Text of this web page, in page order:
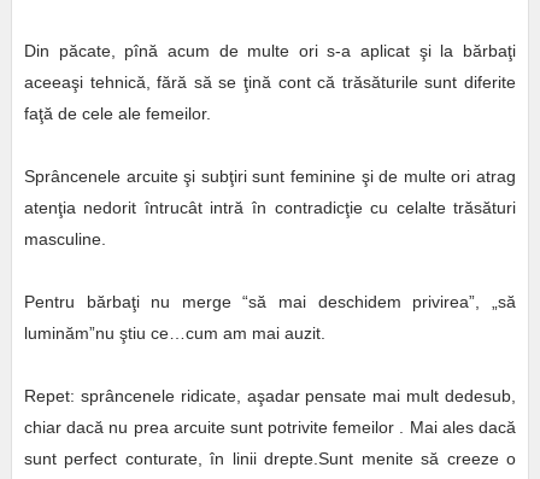
Din păcate, pînă acum de multe ori s-a aplicat şi la bărbaţi
aceeaşi tehnică, fără să se ţină cont că trăsăturile sunt diferite
faţă de cele ale femeilor.
Sprâncenele arcuite şi subţiri sunt feminine şi de multe ori atrag
atenţia nedorit întrucât intră în contradicţie cu celalte trăsături
masculine.
Pentru bărbaţi nu merge “să mai deschidem privirea”, „să
luminăm”nu ştiu ce…cum am mai auzit.
Repet: sprâncenele ridicate, aşadar pensate mai mult dedesub,
chiar dacă nu prea arcuite sunt potrivite femeilor . Mai ales dacă
sunt perfect conturate, în linii drepte.Sunt menite să creeze o